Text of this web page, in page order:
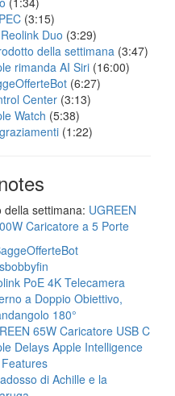
(3:15)
Duo (3:29)
della settimana (3:47)
rimanda AI Siri (16:00)
(6:27)
Center (3:13)
Watch (5:38)
(1:22)
della settimana: UGREEN
Caricatore a 5 Porte
PoE 4K Telecamera
a Doppio Obiettivo,
180°
65W Caricatore USB C
Delays Apple Intelligence
di Achille e la